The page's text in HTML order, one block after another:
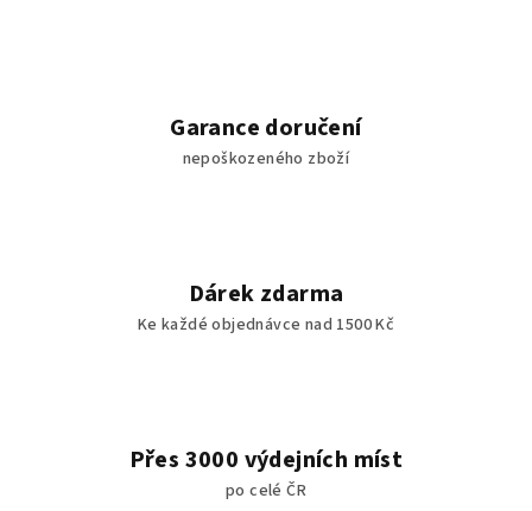
Garance doručení
nepoškozeného zboží
Dárek zdarma
Ke každé objednávce nad 1500 Kč
Přes 3000 výdejních míst
po celé ČR